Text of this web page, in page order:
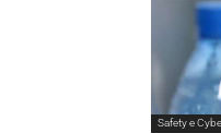
Safety e